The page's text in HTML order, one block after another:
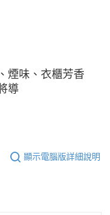
煙味、衣櫃芳香
導
顯示電腦版詳細說明